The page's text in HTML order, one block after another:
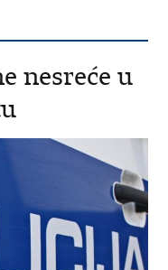
nesreće u